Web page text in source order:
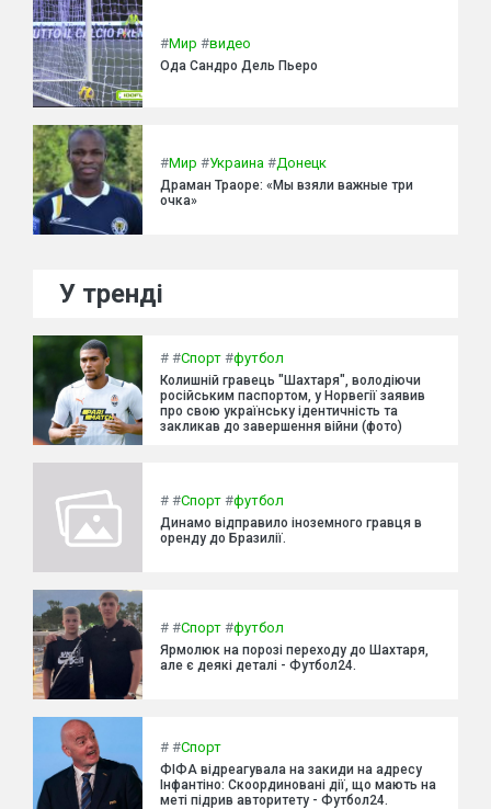
#Мир #видео
Ода Сандро Дель Пьеро
#Мир #Украина #Донецк
Драман Траоре: «Мы взяли важные три
очка»
У тренді
# #Спорт #футбол
Колишній гравець "Шахтаря", володіючи
російським паспортом, у Норвегії заявив
про свою українську ідентичність та
закликав до завершення війни (фото)
# #Спорт #футбол
Динамо відправило іноземного гравця в
оренду до Бразилії.
# #Спорт #футбол
Ярмолюк на порозі переходу до Шахтаря,
але є деякі деталі - Футбол24.
# #Спорт
ФІФА відреагувала на закиди на адресу
Інфантіно: Скоординовані дії, що мають на
меті підрив авторитету - Футбол24.